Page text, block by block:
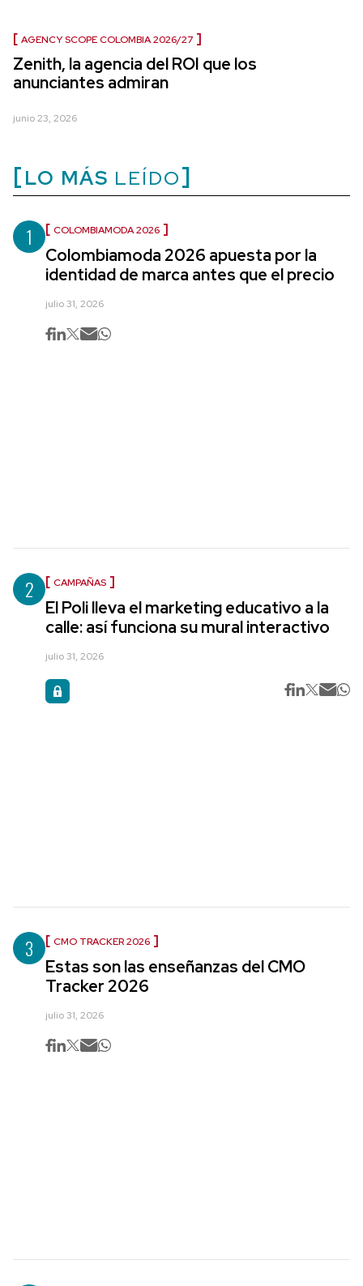
AGENCY SCOPE COLOMBIA 2026/27
Zenith, la agencia del ROI que los
anunciantes admiran
junio 23, 2026
LO MÁS LEÍDO
1 COLOMBIAMODA 2026
Colombiamoda 2026 apuesta por la
identidad de marca antes que el precio
julio 31, 2026
2 CAMPAÑAS
El Poli lleva el marketing educativo a la
calle: así funciona su mural interactivo
julio 31, 2026
3 CMO TRACKER 2026
Estas son las enseñanzas del CMO
Tracker 2026
julio 31, 2026